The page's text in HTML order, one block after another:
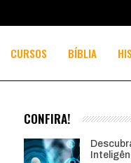
CURSOS BÍBLIA
CONFIRA!